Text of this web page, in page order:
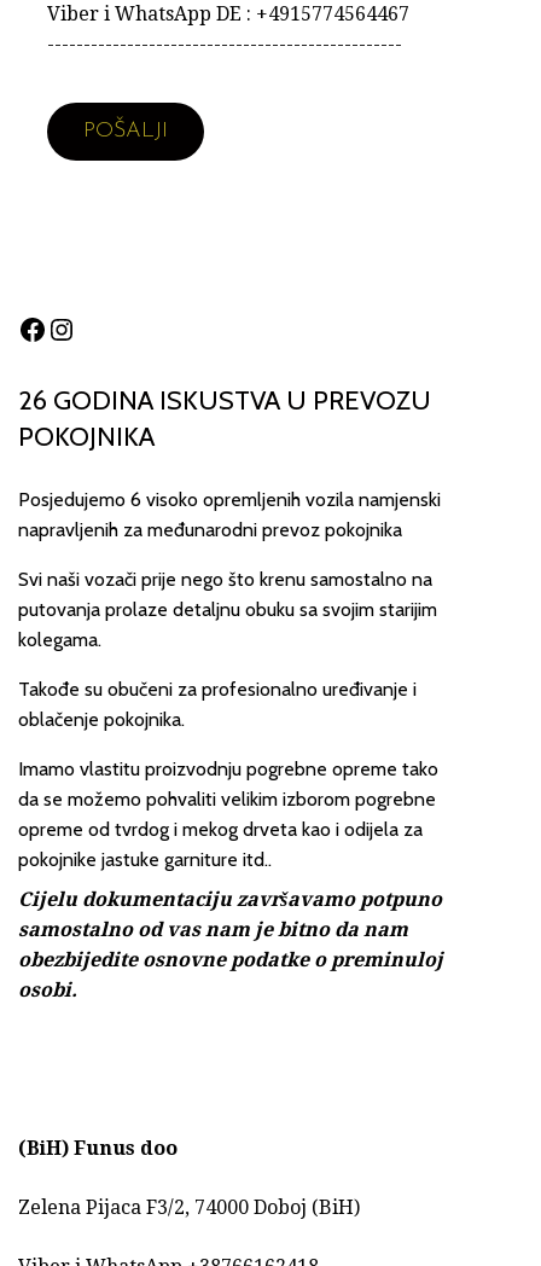
Viber i WhatsApp DE : +4915774564467
-------------------------------------------------
Facebook
Instagram
26 GODINA ISKUSTVA U PREVOZU
POKOJNIKA
Posjedujemo 6 visoko opremljenih vozila namjenski
napravljenih za međunarodni prevoz pokojnika
Svi naši vozači prije nego što krenu samostalno na
putovanja prolaze detaljnu obuku sa svojim starijim
kolegama.
Takođe su obučeni za profesionalno uređivanje i
oblačenje pokojnika.
Imamo vlastitu proizvodnju pogrebne opreme tako
da se možemo pohvaliti velikim izborom pogrebne
opreme od tvrdog i mekog drveta kao i odijela za
pokojnike jastuke garniture itd..
Cijelu dokumentaciju završavamo potpuno
samostalno od vas nam je bitno da nam
obezbijedite osnovne podatke o preminuloj
osobi.
(BiH) Funus doo
Zelena Pijaca F3/2, 74000 Doboj (BiH)